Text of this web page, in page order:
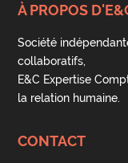
À PROPOS
Société
collaboratifs,
E&C Expertise
la relation humaine.
CONTACT